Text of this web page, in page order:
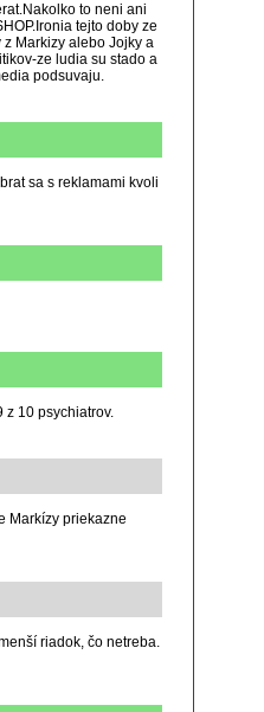
to neni ani
tejto doby ze
Markizy alebo Jojky a
ze ludia su stado a
podsuvaju.
sa s reklamami kvoli
z 10 psychiatrov.
Markízy priekazne
riadok, čo netreba.